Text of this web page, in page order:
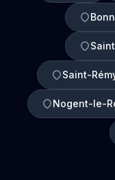
Saint-
Nogent-le-